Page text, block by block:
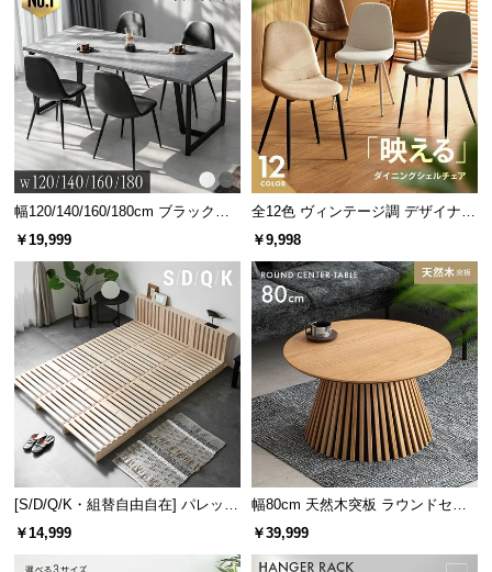
約56.4㎝
2段目 約30㎝ 約35㎝
3段目 約35㎝ 約35㎝
最下段 約38㎝ 約35.2㎝
約4.5㎝の背板で落下防止対策
裏側に物が落下しないように、全ての棚に背板を付
けています。
幅120/140/160/180cm ブラックフ
レーム ダイニング 大理石調 4人掛
￥19,999
全12色 ヴィンテージ調 デザイナー
ズシェルチェア
￥9,998
[S/D/Q/K・組替自由自在] パレット
ベッド 8/12/16枚セット
￥14,999
幅80cm 天然木突板 ラウンドセン
ターテーブル 美しい格子デザイン
￥39,999